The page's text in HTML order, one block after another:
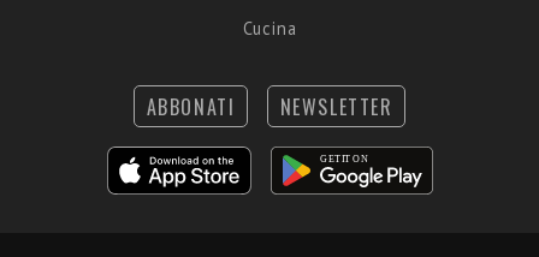
Cucina
ABBONATI NEWSLETTER